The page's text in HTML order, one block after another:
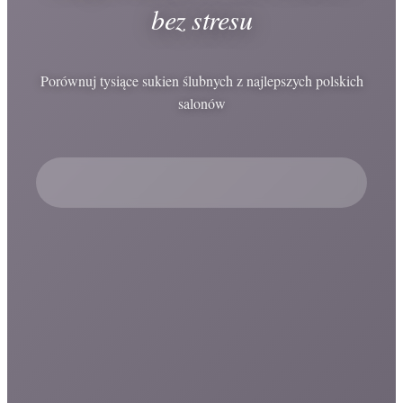
bez stresu
Porównuj tysiące sukien ślubnych z najlepszych polskich
salonów